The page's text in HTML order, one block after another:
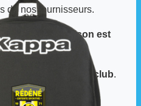
de nos fournisseurs.
le
délai de livraison est
.
directement au club.
auprès du